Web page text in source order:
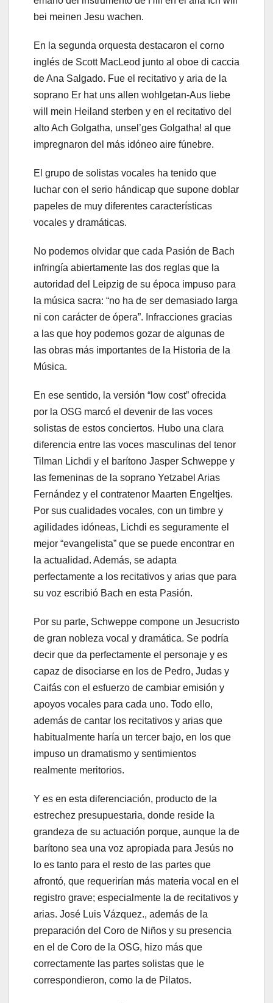
bei meinen Jesu wachen.
En la segunda orquesta destacaron el corno
inglés de Scott MacLeod junto al oboe di caccia
de Ana Salgado. Fue el recitativo y aria de la
soprano Er hat uns allen wohlgetan-Aus liebe
will mein Heiland sterben y en el recitativo del
alto Ach Golgatha, unsel’ges Golgatha! al que
impregnaron del más idóneo aire fúnebre.
El grupo de solistas vocales ha tenido que
luchar con el serio hándicap que supone doblar
papeles de muy diferentes características
vocales y dramáticas.
No podemos olvidar que cada Pasión de Bach
infringía abiertamente las dos reglas que la
autoridad del Leipzig de su época impuso para
la música sacra: “no ha de ser demasiado larga
ni con carácter de ópera”. Infracciones gracias
a las que hoy podemos gozar de algunas de
las obras más importantes de la Historia de la
Música.
En ese sentido, la versión “low cost” ofrecida
por la OSG marcó el devenir de las voces
solistas de estos conciertos. Hubo una clara
diferencia entre las voces masculinas del tenor
Tilman Lichdi y el barítono Jasper Schweppe y
las femeninas de la soprano Yetzabel Arias
Fernández y el contratenor Maarten Engeltjes.
Por sus cualidades vocales, con un timbre y
agilidades idóneas, Lichdi es seguramente el
mejor “evangelista” que se puede encontrar en
la actualidad. Además, se adapta
perfectamente a los recitativos y arias que para
su voz escribió Bach en esta Pasión.
Por su parte, Schweppe compone un Jesucristo
de gran nobleza vocal y dramática. Se podría
decir que da perfectamente el personaje y es
capaz de disociarse en los de Pedro, Judas y
Caifás con el esfuerzo de cambiar emisión y
apoyos vocales para cada uno. Todo ello,
además de cantar los recitativos y arias que
habitualmente haría un tercer bajo, en los que
impuso un dramatismo y sentimientos
realmente meritorios.
Y es en esta diferenciación, producto de la
estrechez presupuestaria, donde reside la
grandeza de su actuación porque, aunque la de
barítono sea una voz apropiada para Jesús no
lo es tanto para el resto de las partes que
afrontó, que requerirían más materia vocal en el
registro grave; especialmente la de recitativos y
arias. José Luis Vázquez., además de la
preparación del Coro de Niños y su presencia
en el de Coro de la OSG, hizo más que
correctamente las partes solistas que le
correspondieron, como la de Pilatos.